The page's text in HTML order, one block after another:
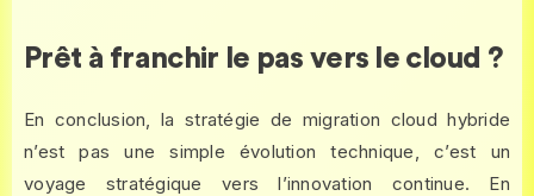
Prêt à franchir le pas vers le cloud ?
En conclusion, la stratégie de migration cloud hybride
n’est pas une simple évolution technique, c’est un
voyage stratégique vers l’innovation continue. En